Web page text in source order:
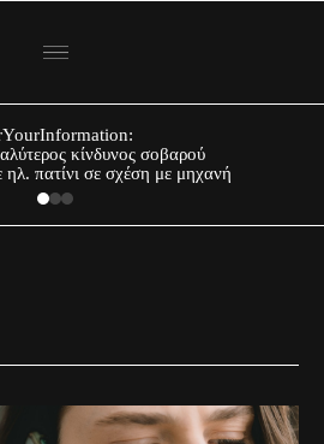
κίνδυνος σοβαρού
ηλ. πατίνι σε σχέση με μηχανή